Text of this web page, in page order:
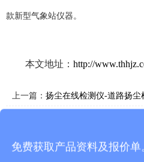
款新型气象站仪器。
本文地址： http://
上一篇： 扬尘在线检测仪-道路扬尘
相关产品
免费获取产品资料及报价